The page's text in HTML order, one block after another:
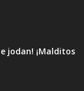
jodan! ¡Malditos